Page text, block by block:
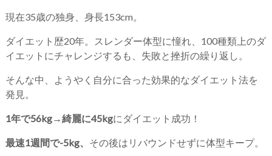
現在35歳の独身、身長153cm。
ダイエット歴20年。スレンダー体型に憧れ、100種類上のダ
イエットにチャレンジするも、失敗と挫折の繰り返し。
そんな中、ようやく自分に合った効果的なダイエット法を
発見。
1年で56kg→綺麗に45kgにダイエット成功！
最速1週間で-5kg、 その後はリバウンドせずに体型キープ。